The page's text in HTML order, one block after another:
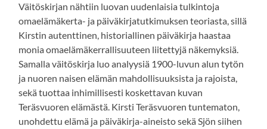
Väitöskirjan nähtiin luovan uudenlaisia tulkintoja
omaelämäkerta- ja päiväkirjatutkimuksen teoriasta, sillä
Kirstin autenttinen, historiallinen päiväkirja haastaa
monia omaelämäkerrallisuuteen liitettyjä näkemyksiä.
Samalla väitöskirja luo analyysiä 1900-luvun alun tytön
ja nuoren naisen elämän mahdollisuuksista ja rajoista,
sekä tuottaa inhimillisesti koskettavan kuvan
Teräsvuoren elämästä. Kirsti Teräsvuoren tuntematon,
unohdettu elämä ja päiväkirja-aineisto sekä Sjön siihen